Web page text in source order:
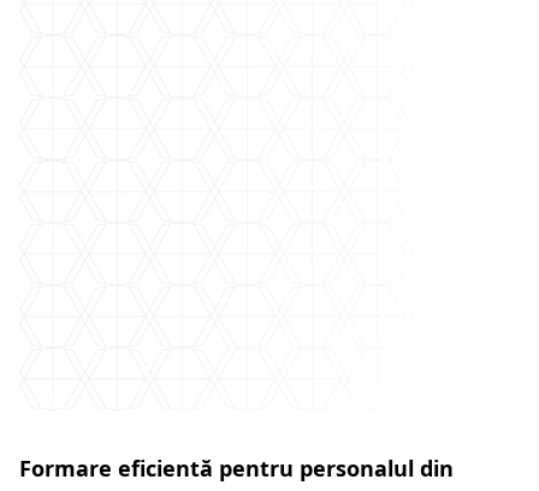
Formare eficientă pentru personalul din